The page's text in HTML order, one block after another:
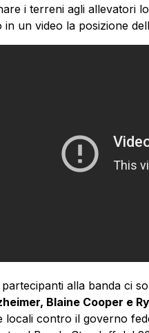
i terreni agli allevatori
in un video la posizione
alla banda ci
Blaine Cooper e
locali contro il governo